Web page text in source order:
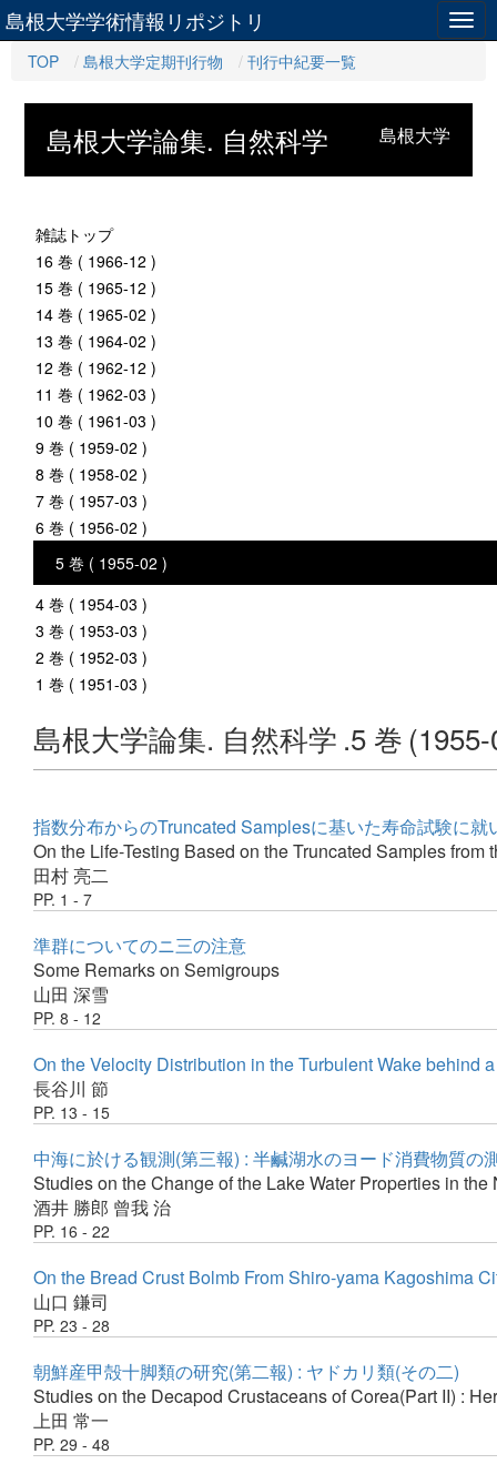
島根大学学術情報リポジトリ
TOP 島根大学定期刊行物 刊行中紀要一覧
島根大学
島根大学論集. 自然科学
雑誌トップ
16 巻 ( 1966-12 )
15 巻 ( 1965-12 )
14 巻 ( 1965-02 )
13 巻 ( 1964-02 )
12 巻 ( 1962-12 )
11 巻 ( 1962-03 )
10 巻 ( 1961-03 )
9 巻 ( 1959-02 )
8 巻 ( 1958-02 )
7 巻 ( 1957-03 )
6 巻 ( 1956-02 )
5 巻 ( 1955-02 )
4 巻 ( 1954-03 )
3 巻 ( 1953-03 )
2 巻 ( 1952-03 )
1 巻 ( 1951-03 )
島根大学論集. 自然科学 .5 巻
指数分布からのTruncated Samplesに基いた寿命試験に就
On the Life-Testing Based on the Truncated Samples
田村 亮二
PP. 1 - 7
準群についてのニ三の注意
Some Remarks on Semigroups
山田 深雪
PP. 8 - 12
On the Velocity Distribution in the Turbulent Wake behind
長谷川 節
PP. 13 - 15
中海に於ける観測(第三報) : 半鹹湖水のヨード消費物質の
Studies on the Change of the Lake Water Properties in
酒井 勝郎 曾我 治
PP. 16 - 22
On the Bread Crust Bolmb From Shiro-yama Kagoshima
山口 鎌司
PP. 23 - 28
朝鮮産甲殻十脚類の研究(第二報) : ヤドカリ類(その二)
Studies on the Decapod Crustaceans of Corea(Part II) :
上田 常一
PP. 29 - 48